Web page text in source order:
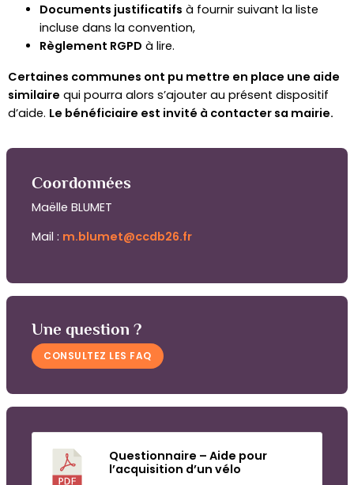
Documents justificatifs à fournir suivant la liste
incluse dans la convention,
Règlement RGPD à lire.
Certaines communes ont pu mettre en place une aide
similaire qui pourra alors s’ajouter au présent dispositif
d’aide. Le bénéficiaire est invité à contacter sa mairie.
Coordonnées
Maëlle BLUMET
Mail : m.blumet@ccdb26.fr
Une question ?
CONSULTEZ LES FAQ
Questionnaire – Aide pour
l’acquisition d’un vélo